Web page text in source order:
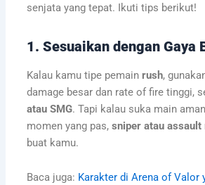
senjata yang tepat. Ikuti tips berikut!
1. Sesuaikan dengan Gaya
Kalau kamu tipe pemain rush,
damage besar dan rate of fire tinggi,
atau SMG. Tapi kalau suka main
momen yang pas, sniper atau
buat kamu.
Baca juga: Karakter di Arena of Valor